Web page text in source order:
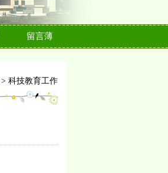
留言薄
> 科技教育工作